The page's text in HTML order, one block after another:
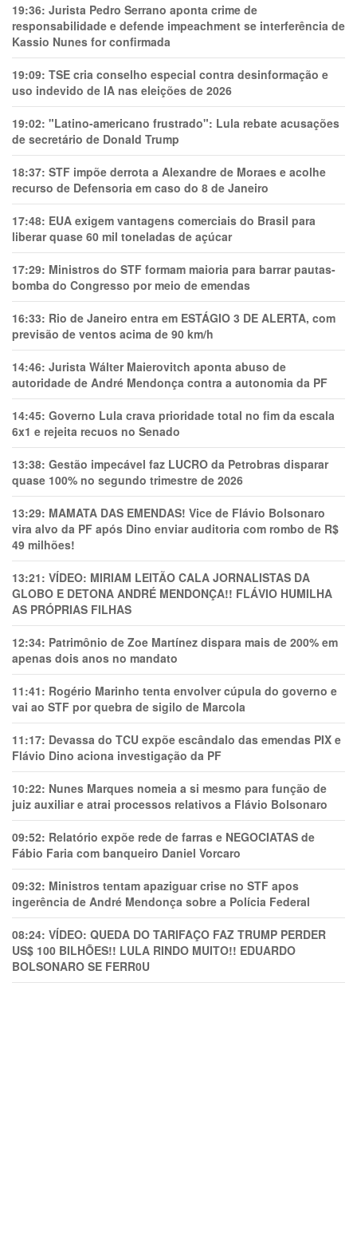
19:36: Jurista Pedro Serrano aponta crime de
responsabilidade e defende impeachment se interferência de
Kassio Nunes for confirmada
19:09: TSE cria conselho especial contra desinformação e
uso indevido de IA nas eleições de 2026
19:02: "Latino-americano frustrado": Lula rebate acusações
de secretário de Donald Trump
18:37: STF impõe derrota a Alexandre de Moraes e acolhe
recurso de Defensoria em caso do 8 de Janeiro
17:48: EUA exigem vantagens comerciais do Brasil para
liberar quase 60 mil toneladas de açúcar
17:29: Ministros do STF formam maioria para barrar pautas-
bomba do Congresso por meio de emendas
16:33: Rio de Janeiro entra em ESTÁGIO 3 DE ALERTA, com
previsão de ventos acima de 90 km/h
14:46: Jurista Wálter Maierovitch aponta abuso de
autoridade de André Mendonça contra a autonomia da PF
14:45: Governo Lula crava prioridade total no fim da escala
6x1 e rejeita recuos no Senado
13:38: Gestão impecável faz LUCRO da Petrobras disparar
quase 100% no segundo trimestre de 2026
13:29: MAMATA DAS EMENDAS! Vice de Flávio Bolsonaro
vira alvo da PF após Dino enviar auditoria com rombo de R$
49 milhões!
13:21: VÍDEO: MIRIAM LEITÃO CALA JORNALISTAS DA
GLOBO E DETONA ANDRÉ MENDONÇA!! FLÁVIO HUMILHA
AS PRÓPRIAS FILHAS
12:34: Patrimônio de Zoe Martínez dispara mais de 200% em
apenas dois anos no mandato
11:41: Rogério Marinho tenta envolver cúpula do governo e
vai ao STF por quebra de sigilo de Marcola
11:17: Devassa do TCU expõe escândalo das emendas PIX e
Flávio Dino aciona investigação da PF
10:22: Nunes Marques nomeia a si mesmo para função de
juiz auxiliar e atrai processos relativos a Flávio Bolsonaro
09:52: Relatório expõe rede de farras e NEGOCIATAS de
Fábio Faria com banqueiro Daniel Vorcaro
09:32: Ministros tentam apaziguar crise no STF apos
ingerência de André Mendonça sobre a Polícia Federal
08:24: VÍDEO: QUEDA DO TARIFAÇO FAZ TRUMP PERDER
US$ 100 BILHÕES!! LULA RINDO MUITO!! EDUARDO
BOLSONARO SE FERR0U